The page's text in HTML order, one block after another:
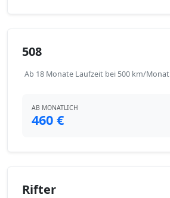
508
Ab 18 Monate Laufzeit bei 500 km/Monat
AB MONATLICH
460 €
Rifter